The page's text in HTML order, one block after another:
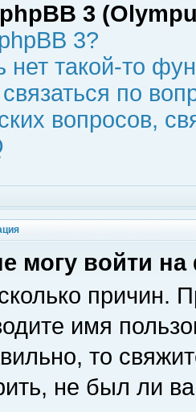
3
3?
нет такой-то
по
вопросов,
могу войти
причин.
имя
то
не был ли